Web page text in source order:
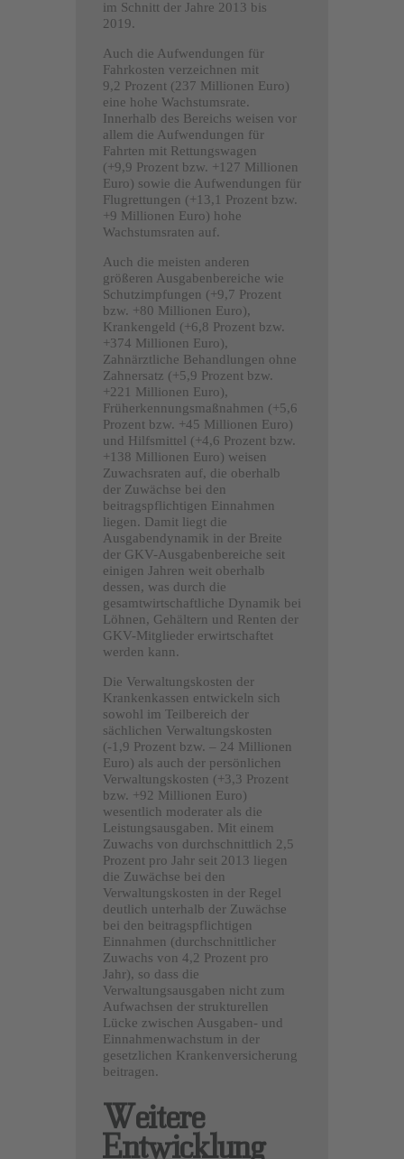
im Schnitt der Jahre 2013 bis
2019.
Auch die Aufwendungen für
Fahrkosten verzeichnen mit
9,2 Prozent (237 Millionen Euro)
eine hohe Wachstumsrate.
Innerhalb des Bereichs weisen vor
allem die Aufwendungen für
Fahrten mit Rettungswagen
(+9,9 Prozent bzw. +127 Millionen
Euro) sowie die Aufwendungen für
Flugrettungen (+13,1 Prozent bzw.
+9 Millionen Euro) hohe
Wachstumsraten auf.
Auch die meisten anderen
größeren Ausgabenbereiche wie
Schutzimpfungen (+9,7 Prozent
bzw. +80 Millionen Euro),
Krankengeld (+6,8 Prozent bzw.
+374 Millionen Euro),
Zahnärztliche Behandlungen ohne
Zahnersatz (+5,9 Prozent bzw.
+221 Millionen Euro),
Früherkennungs­maßnahmen (+5,6
Prozent bzw. +45 Millionen Euro)
und Hilfsmittel (+4,6 Prozent bzw.
+138 Millionen Euro) weisen
Zuwachsraten auf, die oberhalb
der Zuwächse bei den
beitragspflichtigen Einnahmen
liegen. Damit liegt die
Ausgabendynamik in der Breite
der GKV-Ausgabenbereiche seit
einigen Jahren weit oberhalb
dessen, was durch die
gesamtwirtschaftliche Dynamik bei
Löhnen, Gehältern und Renten der
GKV-Mitglieder erwirtschaftet
werden kann.
Die Verwaltungskosten der
Krankenkassen entwickeln sich
sowohl im Teilbereich der
sächlichen Verwaltungskosten
(-1,9 Prozent bzw. – 24 Millionen
Euro) als auch der persönlichen
Verwaltungskosten (+3,3 Prozent
bzw. +92 Millionen Euro)
wesentlich moderater als die
Leistungsausgaben. Mit einem
Zuwachs von durchschnittlich 2,5
Prozent pro Jahr seit 2013 liegen
die Zuwächse bei den
Verwaltungskosten in der Regel
deutlich unterhalb der Zuwächse
bei den beitragspflichtigen
Einnahmen (durchschnittlicher
Zuwachs von 4,2 Prozent pro
Jahr), so dass die
Verwaltungsausgaben nicht zum
Aufwachsen der strukturellen
Lücke zwischen Ausgaben- und
Einnahmenwachstum in der
gesetzlichen Krankenversicherung
beitragen.
Weitere
Entwicklung